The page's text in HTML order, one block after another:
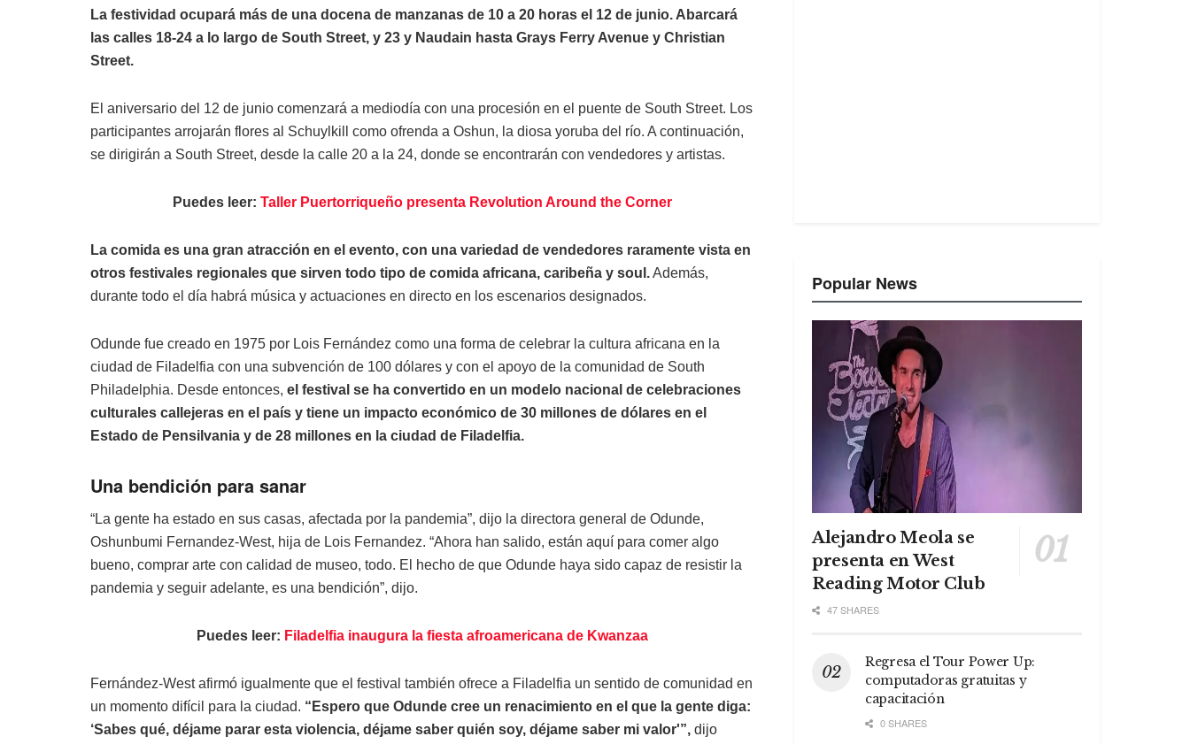
La festividad ocupará más de una docena de manzanas de 10 a 20 horas el 12 de junio. Abarcará
las calles 18-24 a lo largo de South Street, y 23 y Naudain hasta Grays Ferry Avenue y Christian
Street.
El aniversario del 12 de junio comenzará a mediodía con una procesión en el puente de South Street. Los
participantes arrojarán flores al Schuylkill como ofrenda a Oshun, la diosa yoruba del río. A continuación,
se dirigirán a South Street, desde la calle 20 a la 24, donde se encontrarán con vendedores y artistas.
Puedes leer: Taller Puertorriqueño presenta Revolution Around the Corner
La comida es una gran atracción en el evento, con una variedad de vendedores raramente vista en
otros festivales regionales que sirven todo tipo de comida africana, caribeña y soul.Además,
durante todo el día habrá música y actuaciones en directo en los escenarios designados.
Odunde fue creado en 1975 por Lois Fernández como una forma de celebrar la cultura africana en la
ciudad de Filadelfia con una subvención de 100 dólares y con el apoyo de la comunidad de South
Philadelphia. Desde entonces, el festival se ha convertido en un modelo nacional de celebraciones
culturales callejeras en el país y tiene un impacto económico de 30 millones de dólares en el
Estado de Pensilvania y de 28 millones en la ciudad de Filadelfia.
Una bendición para sanar
“La gente ha estado en sus casas, afectada por la pandemia”, dijo la directora general de Odunde,
Oshunbumi Fernandez-West, hija de Lois Fernandez. “Ahora han salido, están aquí para comer algo
bueno, comprar arte con calidad de museo, todo. El hecho de que Odunde haya sido capaz de resistir la
pandemia y seguir adelante, es una bendición”, dijo.
Puedes leer: Filadelfia inaugura la fiesta afroamericana de Kwanzaa
Fernández-West afirmó igualmente que el festival también ofrece a Filadelfia un sentido de comunidad en
un momento difícil para la ciudad. “Espero que Odunde cree un renacimiento en el que la gente diga:
‘Sabes qué, déjame parar esta violencia, déjame saber quién soy, déjame saber mi valor'”, dijo
Popular News
Alejandro Meola se
presenta en West
Reading Motor Club
47 SHARES
Regresa el Tour Power Up:
computadoras gratuitas y
capacitación
0 SHARES